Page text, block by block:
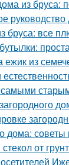
из бруса:
бруса: все
из
дома: советы
от